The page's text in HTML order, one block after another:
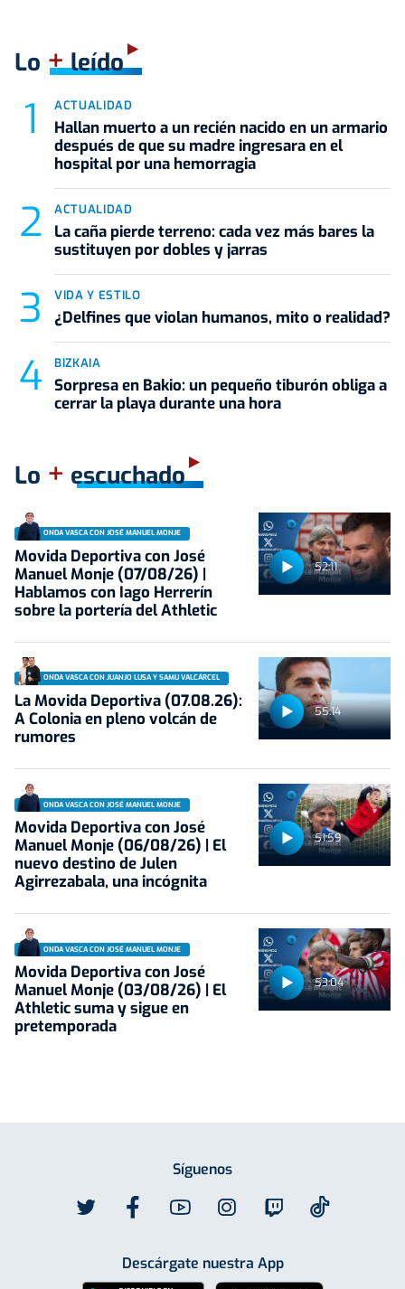
Lo +leído
ACTUALIDAD
Hallan muerto a un recién nacido en un armario
después de que su madre ingresara en el
hospital por una hemorragia
ACTUALIDAD
La caña pierde terreno: cada vez más bares la
sustituyen por dobles y jarras
VIDA Y ESTILO
¿Delfines que violan humanos, mito o realidad?
BIZKAIA
Sorpresa en Bakio: un pequeño tiburón obliga a
cerrar la playa durante una hora
Lo + escuchado
52:11
ONDA VASCA CON JOSÉ MANUEL MONJE
Movida Deportiva con José
Manuel Monje (07/08/26) |
Hablamos con Iago Herrerín
sobre la portería del Athletic
55:14
ONDA VASCA CON JUANJO LUSA Y SAMU VALCÁRCEL
La Movida Deportiva (07.08.26):
A Colonia en pleno volcán de
rumores
51:59
ONDA VASCA CON JOSÉ MANUEL MONJE
Movida Deportiva con José
Manuel Monje (06/08/26) | El
nuevo destino de Julen
Agirrezabala, una incógnita
53:04
ONDA VASCA CON JOSÉ MANUEL MONJE
Movida Deportiva con José
Manuel Monje (03/08/26) | El
Athletic suma y sigue en
pretemporada
Síguenos
Descárgate nuestra App